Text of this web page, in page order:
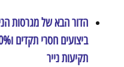
הדור הבא של מגרסות
תקיעות נייר